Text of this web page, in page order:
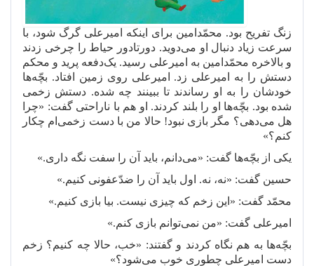
زنگ تفریح بود. محمّدامین برای اینکه امیرعلی گرگ شود، با
سرعت زیاد دنبال او میدوید. دورتادور حیاط را چرخی زدند
و بالاخره محمّدامین به امیرعلی رسید. یکدفعه پرید و محکم
دستش را به امیرعلی زد. امیرعلی روی زمین افتاد. بچّهها
خودشان را به او رساندند تا ببینند چه شده. دستش زخمی
شده بود. بچّهها او را بلند کردند. او هم با ناراحتی گفت: «چرا
هل میدهی؟ مگر بازی نبود! حالا من با دست زخمی ام چکار
کنم؟»
یکی از بچّهها گفت: «میدانم، باید آن را سفت نگه داری.»
حسین گفت: «نه، نه. اول باید آن را ضدّعفونی کنیم.»
محمّد گفت: «این زخم که چیزی نیست. بیا بازی کنیم.»
امیرعلی گفت: «من نمیتوانم بازی کنم.»
بچّهها به هم نگاه کردند و گفتند: «خب، حالا چه کنیم؟ زخم
دست امیرعلی چطوری خوب میشود؟»